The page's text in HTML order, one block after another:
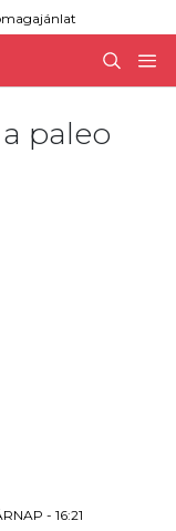
paleo
- 16:21